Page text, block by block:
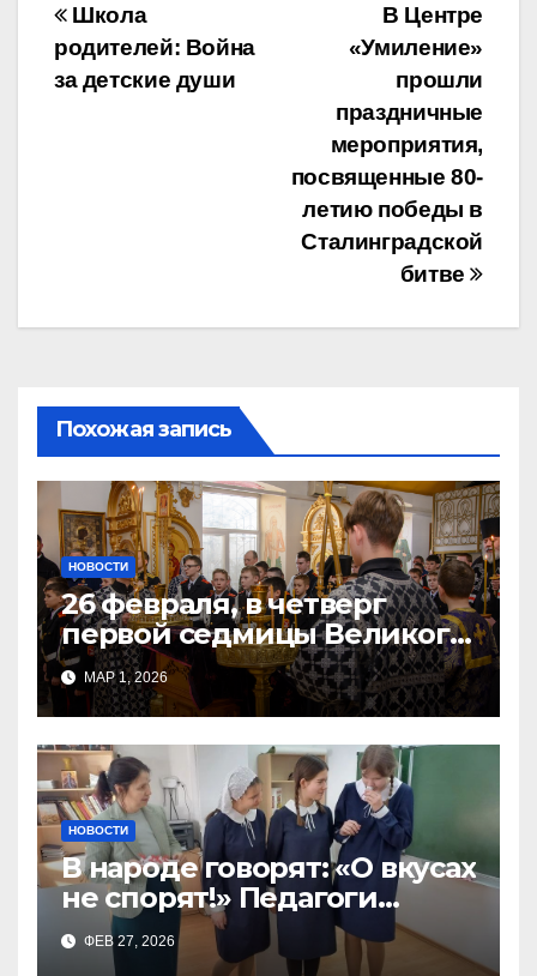
Навигация
по
В Центре
«Умиление»
прошли
праздничные
мероприятия,
посвященные 80-
летию победы в
Сталинградской
битве
Школа
родителей: Война
за детские души
Похожая запись
НОВОСТИ
26 февраля, в четверг
первой седмицы Великого
Поста, в Свято-Никольском
храме состоялось Великое
МАР 1, 2026
НОВОСТИ
В народе говорят: «О вкусах
не спорят!» Педагоги
поварского отделения
Тимченко О.О.
ФЕВ 27, 2026